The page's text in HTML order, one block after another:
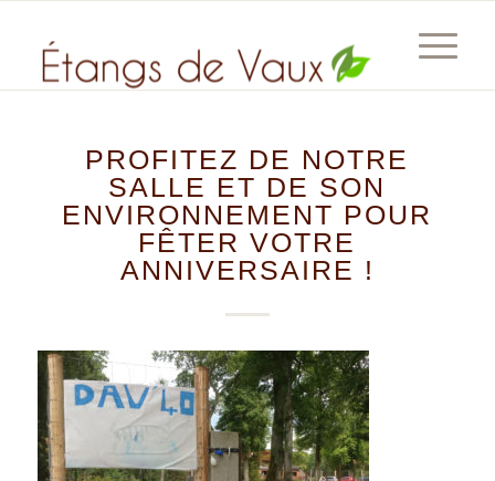
PROFITEZ DE NOTRE
SALLE ET DE SON
ENVIRONNEMENT POUR
FÊTER VOTRE
ANNIVERSAIRE !